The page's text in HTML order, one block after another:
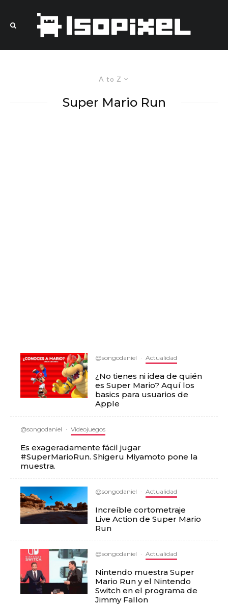
A to Z
Super Mario Run
@songodaniel · Actualidad
¿No tienes ni idea de quién
es Super Mario? Aquí los
basics para usuarios de
Apple
@songodaniel · Videojuegos
Es exageradamente fácil jugar
#SuperMarioRun. Shigeru Miyamoto pone la
muestra.
@songodaniel · Actualidad
Increíble cortometraje
Live Action de Super Mario
Run
@songodaniel · Actualidad
Nintendo muestra Super
Mario Run y el Nintendo
Switch en el programa de
Jimmy Fallon